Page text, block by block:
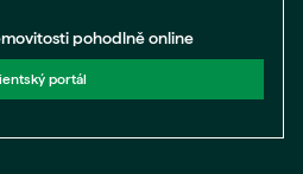
pohodlně online
portál